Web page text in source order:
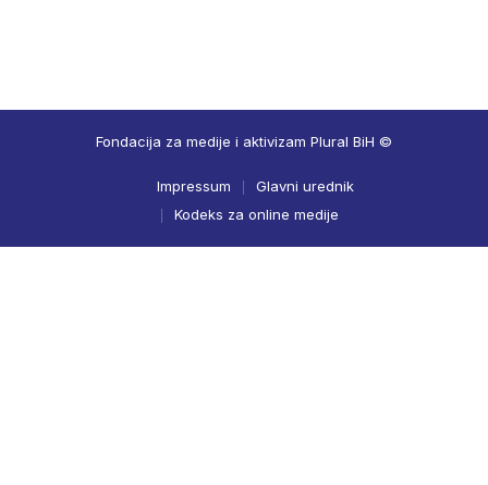
Fondacija za medije i aktivizam Plural BiH ©
Impressum
Glavni urednik
Kodeks za online medije